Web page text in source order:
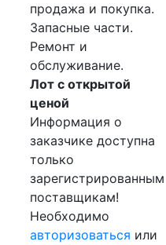
продажа и покупка.
Запасные части.
Ремонт и
обслуживание.
Лот с открытой
ценой
Информация о
заказчике доступна
только
зарегистрированным
поставщикам!
Необходимо
авторизоваться или